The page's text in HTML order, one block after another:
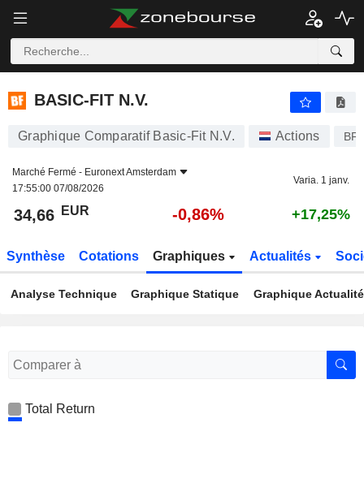
BASIC-FIT N.V.
BASIC-FIT N.V.
Graphique Comparatif Basic-Fit N.V. Actions
Marché Fermé - Euronext Amsterdam
17:55:00 07/08/2026
Varia. 1 janv.
34,66 EUR -0,86% +17,25%
Synthèse Cotations Graphiques Actualités
Analyse Technique Graphique Statique Graphique
Total Return